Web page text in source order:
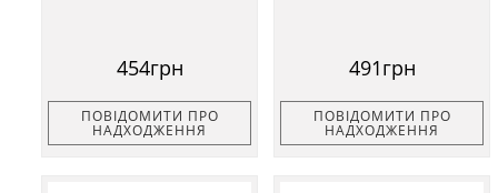
454грн
ПОВІДОМИТИ ПРО
НАДХОДЖЕННЯ
491грн
ПОВІДОМИТИ ПРО
НАДХОДЖЕННЯ